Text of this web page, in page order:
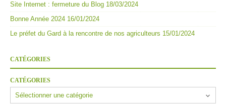
Site Internet : fermeture du Blog 18/03/2024
Bonne Année 2024 16/01/2024
Le préfet du Gard à la rencontre de nos agriculteurs 15/01/2024
CATÉGORIES
CATÉGORIES